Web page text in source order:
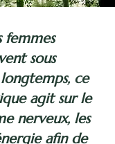
Animale
femmes
sous
ce
agit sur le
nerveux, les
afin de